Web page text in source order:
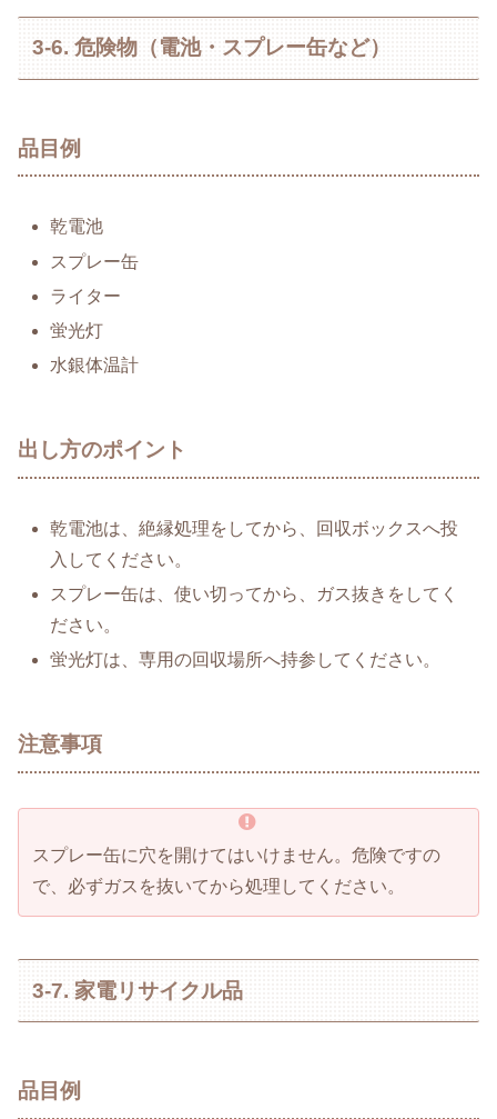
3-6. 危険物（電池・スプレー缶など）
品目例
乾電池
スプレー缶
ライター
蛍光灯
水銀体温計
出し方のポイント
乾電池は、絶縁処理をしてから、回収ボックスへ投
入してください。
スプレー缶は、使い切ってから、ガス抜きをしてく
ださい。
蛍光灯は、専用の回収場所へ持参してください。
注意事項
スプレー缶に穴を開けてはいけません。危険ですの
で、必ずガスを抜いてから処理してください。
3-7. 家電リサイクル品
品目例